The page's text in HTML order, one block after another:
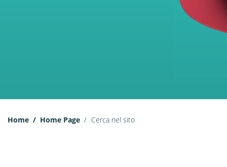
Home Home Page Cerca nel sito